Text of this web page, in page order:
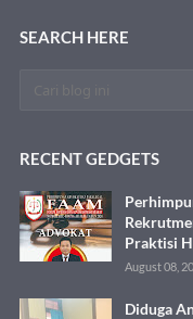
SEARCH HERE
RECENT GEDGETS
Praktisi
August 08,
Diduga